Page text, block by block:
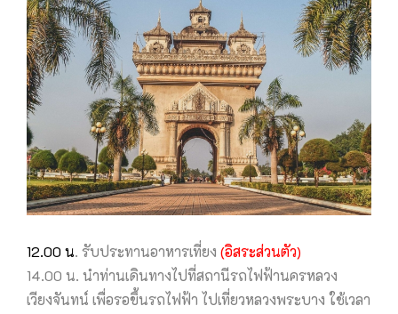
12.00 น. รับประทานอาหารเที่ยง (อิสระส่วนตัว)
14.00 น. นำท่านเดินทางไปที่สถานีรถไฟฟ้านครหลวง
เวียงจันทน์ เพื่อรอขึ้นรถไฟฟ้า ไปเที่ยวหลวงพระบาง ใช้เวลา